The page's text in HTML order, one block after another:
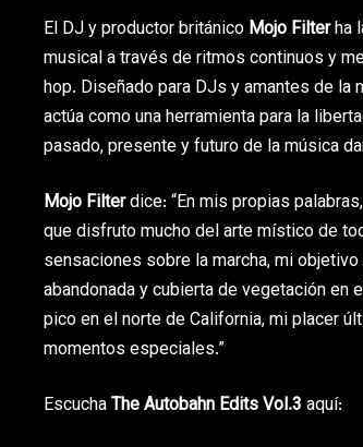
El DJ y productor británico Mojo Filterha
musical a través de ritmos continuos y
hop. Diseñado para DJs y amantes de la
actúa como una herramienta para la
pasado, presente y futuro de la música
Mojo Filterdice: “En mis propias
que disfruto mucho del arte místico de
sensaciones sobre la marcha, mi
abandonada y cubierta de vegetación en
pico en el norte de California, mi placer
momentos especiales.”
EscuchaThe Autobahn Edits Vol​.​3 aquí: